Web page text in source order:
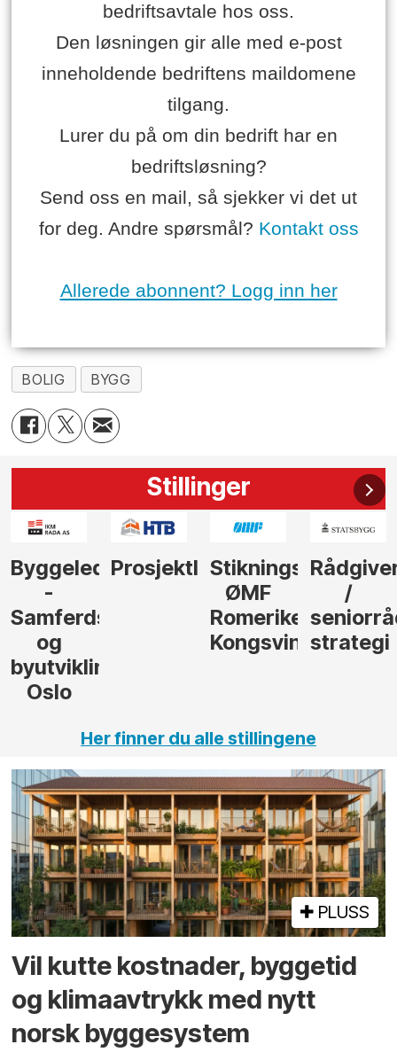
bedriftsavtale hos oss.
Den løsningen gir alle med e-post
inneholdende bedriftens maildomene
tilgang.
Lurer du på om din bedrift har en
bedriftsløsning?
Send oss en mail, så sjekker vi det ut
for deg. Andre spørsmål? Kontakt oss
Allerede abonnent? Logg inn her
BOLIG BYGG
Stillinger
ProsjektlederStikningsingeniør
Kongsvinger
Rådgiver
/
seniorrådgiver
strategi
til
i Gulen
Her finner du alle stillingene
PLUSS
Vil kutte kostnader, byggetid
og klima­avtrykk med nytt
norsk bygge­system